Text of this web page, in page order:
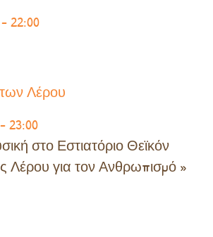
-22:00
Λέρου
-23:00
στο Εστιατόριο Θεϊκόν
Λέρου για τον Ανθρωπισμό »